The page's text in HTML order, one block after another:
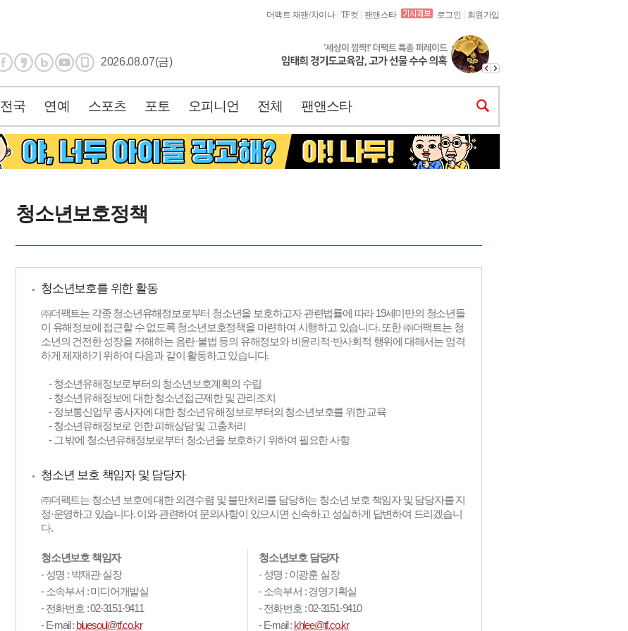
더팩트 재팬/차이나 TF컷 팬앤스타 로그인 회원가입
2026.08.07(금)
전국 연예 스포츠 포토 오피니언 전체 팬앤스타
청소년보호정책
청소년보호를 위한 활동
㈜더팩트는 각종 청소년유해정보로부터 청소년을 보호하고자 관련법률에 따라 19세미만의 청소년들
이 유해정보에 접근할 수 없도록 청소년보호정책을 마련하여 시행하고 있습니다. 또한 ㈜더팩트는 청
소년의 건전한 성장을 저해하는 음란·불법 등의 유해정보와 비윤리적·반사회적 행위에 대해서는 엄격
하게 제재하기 위하여 다음과 같이 활동하고 있습니다.
- 청소년유해정보로부터의 청소년보호계획의 수립
- 청소년유해정보에 대한 청소년접근제한 및 관리조치
- 정보통신업무 종사자에 대한 청소년유해정보로부터의 청소년보호를 위한 교육
- 청소년유해정보로 인한 피해상담 및 고충처리
- 그 밖에 청소년유해정보로부터 청소년을 보호하기 위하여 필요한 사항
청소년 보호 책임자 및 담당자
㈜더팩트는 청소년 보호에 대한 의견수렴 및 불만처리를 담당하는 청소년 보호 책임자 및 담당자를 지
정·운영하고 있습니다. 이와 관련하여 문의사항이 있으시면 신속하고 성실하게 답변하여 드리겠습니
다.
청소년보호 책임자
- 성명 : 박재관 실장
- 소속부서 : 미디어개발실
- 전화번호 : 02-3151-9411
- E-mail : bluesoul@tf.co.kr
청소년보호 담당자
- 성명 : 이광훈 실장
- 소속부서 : 경영기획실
- 전화번호 : 02-3151-9410
- E-mail : khlee@tf.co.kr